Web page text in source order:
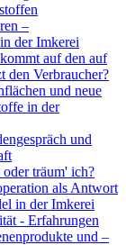
–
der Imkerei
auf den auf
den Verbraucher?
und neue
in der
und
träum' ich?
als Antwort
in der Imkerei
- Erfahrungen
und –